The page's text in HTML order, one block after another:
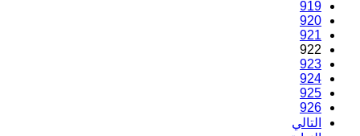
919
920
921
922
923
924
925
926
التالي